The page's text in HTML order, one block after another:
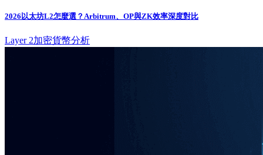
2026以太坊L2怎麼選？Arbitrum、OP與ZK效率深度對比
Layer 2加密貨幣分析